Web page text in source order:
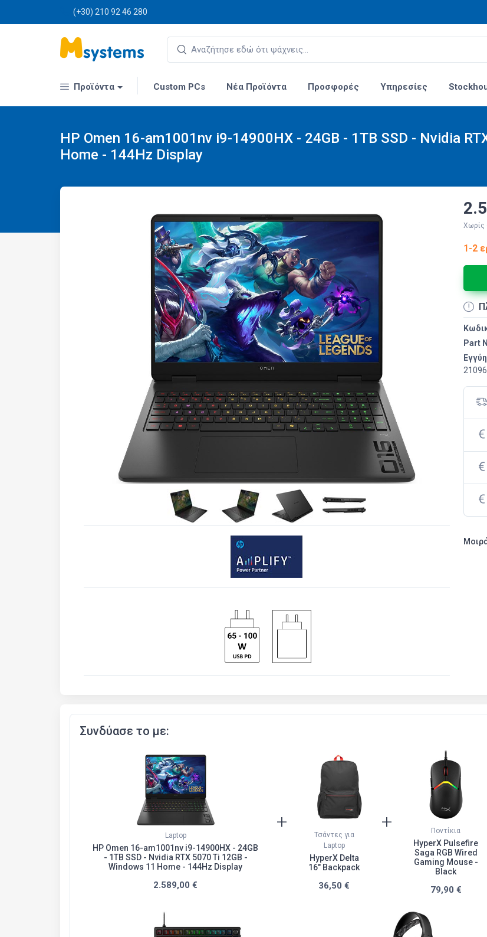
(+30) 210 92 46 280
Προϊόντα Custom PCs Νέα Προϊόντα Προσφορές Υπηρεσίες
HP Omen 16-am1001nv i9-14900HX - 24GB - 1TB SSD - Nvidia
Home - 144Hz Display
Χωρίς
1-2
Part
Συνδύασε το με:
Laptop
HP Omen 16-am1001nv i9-14900HX - 24GB
- 1TB SSD - Nvidia RTX 5070 Ti 12GB -
Windows 11 Home - 144Hz Display
2.589,00 €
+
Τσάντες για
Laptop
HyperX Delta
16" Backpack
36,50 €
+ Ποντίκια
HyperX Pulsefire
Saga RGB Wired
Gaming Mouse -
Black
79,90 €